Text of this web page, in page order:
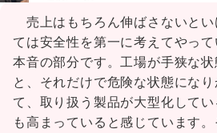
売上はもちろん伸ばさないとい
ては安全性を第一に考えてやっ
本音の部分です。工場が手狭な
と、それだけで危険な状態になり
て、取り扱う製品が大型化して
も高まっていると感じています